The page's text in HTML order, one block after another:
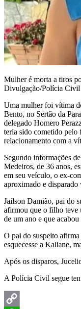
Mulher é morta a tiros
Divulgação/Polícia Civil
Uma mulher foi vítima
Bento, no Sertão da
delegado Homero
teria sido cometido
relacionamento com a
Segundo informações
Medeiros, de 36 anos,
em seu veículo, o ex-
aproximado e disparado
Jailson Damião, pai do
afirmou que o filho teve
de um ano e que acabou
O pai do suspeito
esquecesse a Kaliane,
Após os disparos,
A Polícia Civil segue